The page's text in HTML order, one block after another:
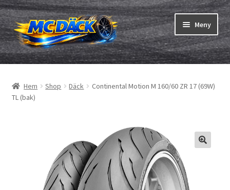
Hoppa
till
navigering
Hoppa
till
innehåll
Meny
Däck
Slangar & fälgband
Hem Shop Däck
Continental Motion M 160/60 ZR 17 (69W)
TL (bak)